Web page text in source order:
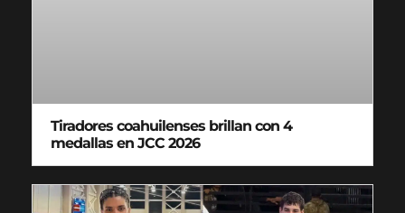
Tiradores coahuilenses brillan con 4
medallas en JCC 2026